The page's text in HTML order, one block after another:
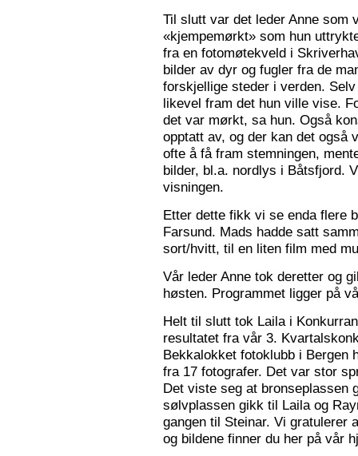
Til slutt var det leder Anne som
«kjempemørkt» som hun
fra en fotomøtekveld i
bilder av dyr og fugler fra de
forskjellige steder i verden.
likevel fram det hun ville vise.
det var mørkt, sa hun. Også
opptatt av, og der kan det
ofte å få fram stemningen,
bilder, bl.a. nordlys i Båtsfjord.
visningen.
Etter dette fikk vi se enda flere
Farsund. Mads hadde satt
sort/hvitt, til en liten film med
Vår leder Anne tok deretter og
høsten. Programmet ligger på
Helt til slutt tok Laila i
resultatet fra vår 3.
Bekkalokket fotoklubb i
fra 17 fotografer. Det var stor
Det viste seg at bronseplassen
sølvplassen gikk til Laila og
gangen til Steinar. Vi gratulerer
og bildene finner du her på vår